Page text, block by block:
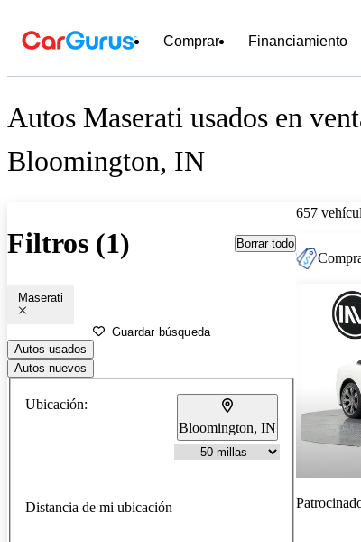
Comprar Financiamiento
Autos Maserati usados en
Bloomington, IN
Filtros (1) Borrar todo
Maserati
Guardar búsqueda
Autos usados
Autos nuevos
Ubicación:
Bloomington, IN
Distancia de mi ubicación
657